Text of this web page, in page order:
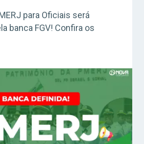
para Oficiais será
banca FGV! Confira os